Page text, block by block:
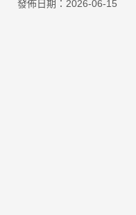
發佈日期：2026-06-15